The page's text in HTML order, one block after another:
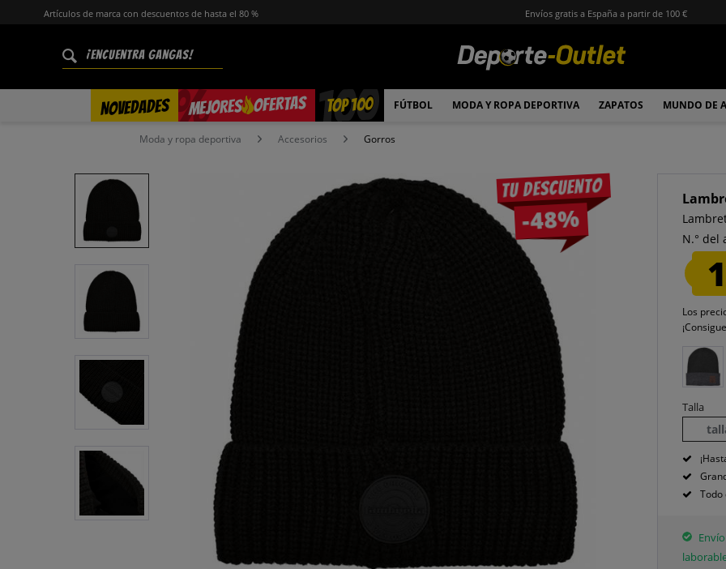
Artículos de marca con descuentos de hasta el 80 % Envíos gratis a España a partir de 100 €
NOVEDADES MEJORES OFERTAS
% TOP 100 FÚTBOL MODA Y ROPA DEPORTIVA ZAPATOS MUNDO DE
Moda y ropa deportiva Accesorios Gorros
Tu descuento
-48%
N.° del
Los
¡Consigue
Talla
Todo